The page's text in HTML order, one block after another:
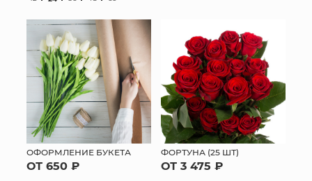
ГОРШКИ И КАШПО
ГРУНТЫ И УДОБРЕНИЯ
ПРЕДМЕТЫ ИНТЕРЬЕРА
ВАЗЫ
МЯГКИЕ ИГРУШКИ
ОФОРМЛЕНИЕ БУКЕТА
ОТ 650 ₽
ФОРТУНА (25 ШТ)
ОТ 3 475 ₽